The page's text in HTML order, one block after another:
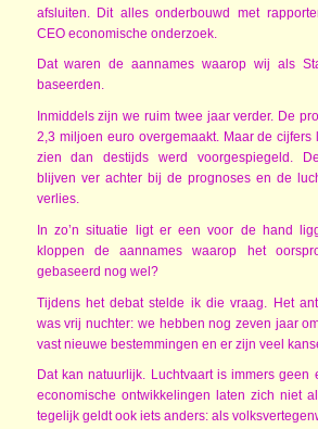
afsluiten. Dit alles onderbouwd met
CEO economische onderzoek.
Dat waren de aannames waarop wij als
baseerden.
Inmiddels zijn we ruim twee jaar verder. De
2,3 miljoen euro overgemaakt. Maar de cijfers
zien dan destijds werd voorgespiegeld.
blijven ver achter bij de prognoses en de
verlies.
In zo’n situatie ligt er een voor de hand
kloppen de aannames waarop het
gebaseerd nog wel?
Tijdens het debat stelde ik die vraag. Het
was vrij nuchter: we hebben nog zeven jaar
vast nieuwe bestemmingen en er zijn veel
Dat kan natuurlijk. Luchtvaart is immers geen
economische ontwikkelingen laten zich niet
tegelijk geldt ook iets anders: als